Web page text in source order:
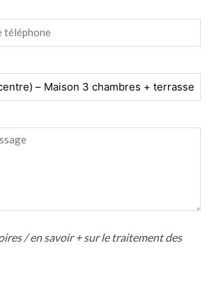
/en savoir + sur le traitement des